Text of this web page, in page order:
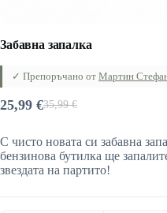
Забавна запалка
✓ Препоръчано от Мартин
35,99€
Original
was:
35,99 €.
25,99 €
Текущата
е:
25,99 €.
С чисто новата си забавна
бензинова бутилка ще
звездата на партито!